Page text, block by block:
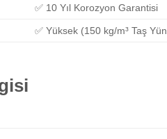
✅ 10 Yıl Korozyon Garantisi
✅ Yüksek (150 kg/m³ Taş